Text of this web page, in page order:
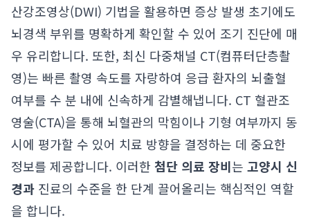
산강조영상(DWI) 기법을 활용하면 증상 발생 초기에도
뇌경색 부위를 명확하게 확인할 수 있어 조기 진단에 매
우 유리합니다. 또한, 최신 다중채널 CT(컴퓨터단층촬
영)는 빠른 촬영 속도를 자랑하여 응급 환자의 뇌출혈
여부를 수 분 내에 신속하게 감별해냅니다. CT 혈관조
영술(CTA)을 통해 뇌혈관의 막힘이나 기형 여부까지 동
시에 평가할 수 있어 치료 방향을 결정하는 데 중요한
정보를 제공합니다. 이러한 첨단 의료 장비는 고양시 신
경과 진료의 수준을 한 단계 끌어올리는 핵심적인 역할
을 합니다.